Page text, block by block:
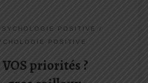
POSITIVE
POSITIVE
priorités ?